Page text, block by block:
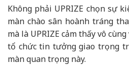
Không phải UPRIZE chọn sự
màn chào sân hoành tráng
mà là UPRIZE cảm thấy vô
tổ chức tin tưởng giao trọng
màn quan trọng này.